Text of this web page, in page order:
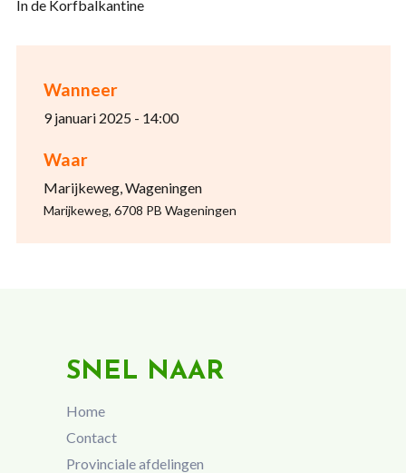
Wanneer
9 januari 2025 - 14:00
Waar
Marijkeweg, Wageningen
Marijkeweg, 6708 PB Wageningen
In de Korfbalkantine
SNEL NAAR
Home
Contact
Provinciale afdelingen